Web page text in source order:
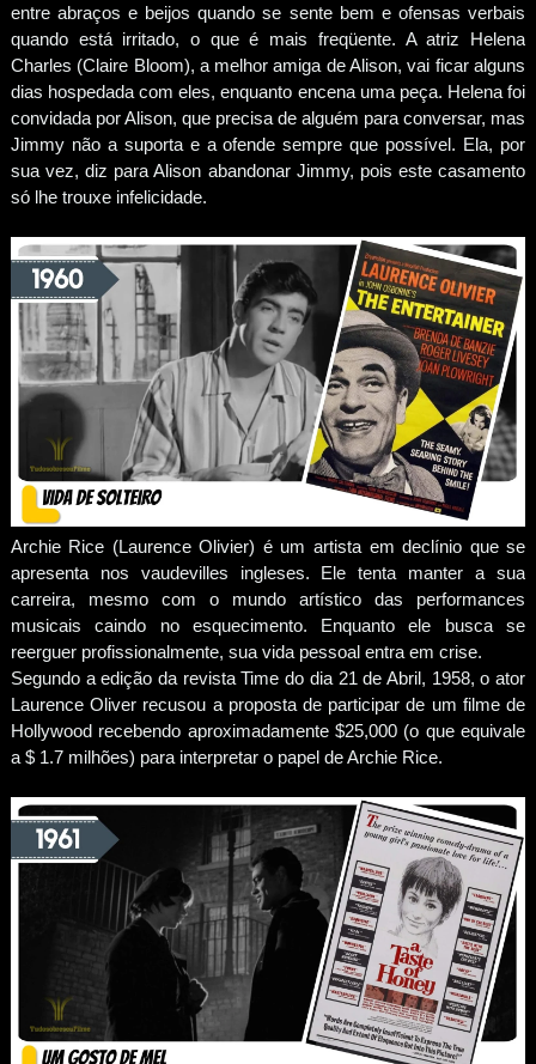
entre abraços e beijos quando se sente bem e ofensas verbais
quando está irritado, o que é mais freqüente. A atriz Helena
Charles (Claire Bloom), a melhor amiga de Alison, vai ficar alguns
dias hospedada com eles, enquanto encena uma peça. Helena foi
convidada por Alison, que precisa de alguém para conversar, mas
Jimmy não a suporta e a ofende sempre que possível. Ela, por
sua vez, diz para Alison abandonar Jimmy, pois este casamento
só lhe trouxe infelicidade.
Archie Rice (Laurence Olivier) é um artista em declínio que se
apresenta nos vaudevilles ingleses. Ele tenta manter a sua
carreira, mesmo com o mundo artístico das performances
musicais caindo no esquecimento. Enquanto ele busca se
reerguer profissionalmente, sua vida pessoal entra em crise.
Segundo a edição da revista Time do dia 21 de Abril, 1958, o ator
Laurence Oliver recusou a proposta de participar de um filme de
Hollywood recebendo aproximadamente $25,000 (o que equivale
a $ 1.7 milhões) para interpretar o papel de Archie Rice.